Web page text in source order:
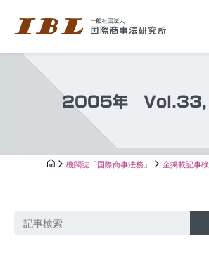
2005年 Vol.33,
機関誌「国際商事法務」 全掲載記事